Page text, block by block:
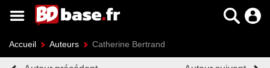
Accueil Auteurs Catherine Bertrand